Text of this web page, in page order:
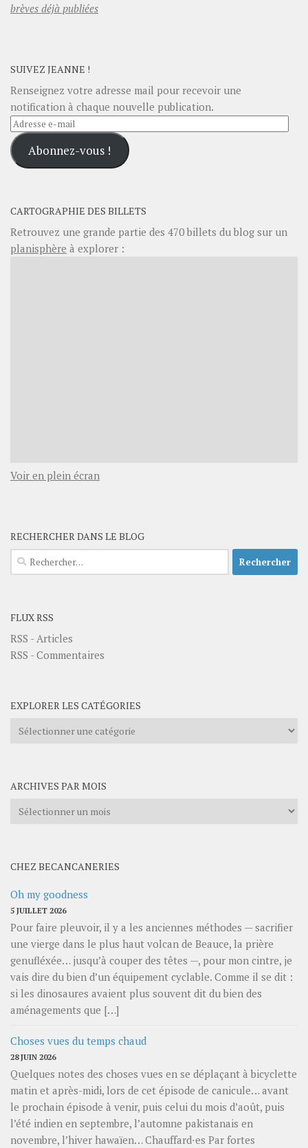
brèves déjà publiées
SUIVEZ JEANNE !
Renseignez votre adresse mail pour recevoir une
notification à chaque nouvelle publication.
Adresse
e-
mailAbonnez-vous !
CARTOGRAPHIE DES BILLETS
Retrouvez une grande partie des 470billets du blog sur un
planisphère à explorer :
Voir en plein écran
RECHERCHER DANS LE BLOG
Rechercher :
FLUX RSS
RSS - Articles
RSS - Commentaires
EXPLORER LES CATÉGORIES
Explorer
ARCHIVES PAR MOIS
Archives
CHEZ BECANCANERIES
Oh my goodness
5 JUILLET 2026
Pour faire pleuvoir, il y a les anciennes méthodes — sacrifier
une vierge dans le plus haut volcan de Beauce, la prière
genufléxée… jusqu’à couper des têtes —, pour mon cintre, je
vais dire du bien d’un équipement cyclable. Comme il se dit :
si les dinosaures avaient plus souvent dit du bien des
aménagements que […]
Choses vues du temps chaud
28 JUIN 2026
Quelques notes des choses vues en se déplaçant à bicyclette
matin et après-midi, lors de cet épisode de canicule… avant
le prochain épisode à venir, puis celui du mois d’août, puis
l’été indien en septembre, l’automne pakistanais en
novembre, l’hiver hawaïen… Chauffard⋅es Par fortes